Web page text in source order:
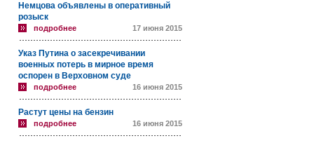
Немцова объявлены в оперативный
розыск
подробнее 17 июня 2015
Указ Путина о засекречивании
военных потерь в мирное время
оспорен в Верховном суде
подробнее 16 июня 2015
Растут цены на бензин
подробнее 16 июня 2015